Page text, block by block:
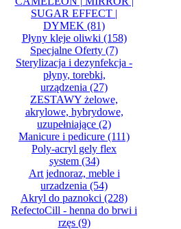
SUGAR EFFECT |
DYMEK (81)
Płyny kleje oliwki (158)
Specjalne Oferty (7)
Sterylizacja i dezynfekcja -
płyny, torebki,
urządzenia (27)
ZESTAWY żelowe,
akrylowe, hybrydowe,
uzupełniające (2)
Manicure i pedicure (111)
Poly-acryl gely flex
system(34)
Art jednoraz, meble i
urzadzenia (54)
Akryl do paznokci (228)
RefectoCill - henna do brwi i
rzęs(9)